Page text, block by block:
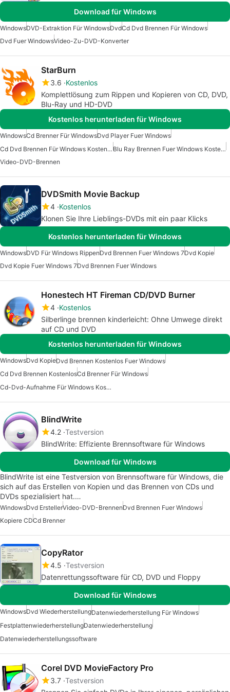
Download für Windows
WindowsDVD-Extraktion Für WindowsDvdCd Dvd Brennen Für Windows
Dvd Fuer WindowsVideo-Zu-DVD-Konverter
StarBurn
3.6 Kostenlos
Komplettlösung zum Rippen und Kopieren von CD, DVD,
Blu-Ray und HD-DVD
Kostenlos herunterladen für Windows
WindowsCd Brenner Für WindowsDvd Player Fuer Windows
Cd Dvd Brennen Für Windows Kostenlos
Blu Ray Brennen Fuer Windows Kostenlos
Video-DVD-Brennen
DVDSmith Movie Backup
4 Kostenlos
Klonen Sie Ihre Lieblings-DVDs mit ein paar Klicks
Kostenlos herunterladen für Windows
WindowsDVD Für Windows RippenDvd Brennen Fuer Windows 7Dvd Kopie
Dvd Kopie Fuer Windows 7Dvd Brennen Fuer Windows
Honestech HT Fireman CD/DVD Burner
4 Kostenlos
Silberlinge brennen kinderleicht: Ohne Umwege direkt
auf CD und DVD
Kostenlos herunterladen für Windows
WindowsDvd KopieDvd Brennen Kostenlos Fuer Windows
Cd Dvd Brennen KostenlosCd Brenner Für Windows
Cd-Dvd-Aufnahme Für Windows Kostenlos
BlindWrite
4.2 Testversion
BlindWrite: Effiziente Brennsoftware für Windows
Download für Windows
BlindWrite ist eine Testversion von Brennsoftware für Windows, die
sich auf das Erstellen von Kopien und das Brennen von CDs und
DVDs spezialisiert hat.…
WindowsDvd ErstellerVideo-DVD-BrennenDvd Brennen Fuer Windows
Kopiere CDCd Brenner
CopyRator
4.5 Testversion
Datenrettungssoftware für CD, DVD und Floppy
Download für Windows
WindowsDvd WiederherstellungDatenwiederherstellung Für Windows
FestplattenwiederherstellungDatenwiederherstellung
Datenwiederherstellungssoftware
Corel DVD MovieFactory Pro
3.7 Testversion